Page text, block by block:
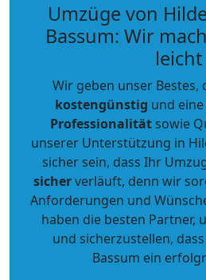
Umzüge von
Bassum: Wir
leicht
Wir geben unser Bestes,
kostengünstig und eine
Professionalitätsowie
unserer Unterstützung in
sicher sein, dass Ihr
sicherverläuft, denn wir
Anforderungen und
haben die besten Partner,
und sicherzustellen,
Bassum ein